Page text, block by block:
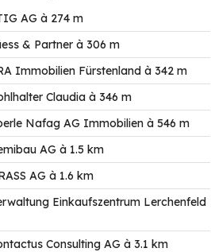
AG à 274 m
& Partner à 306 m
Immobilien Fürstenland à 342 m
Claudia à 346 m
Nafag AG Immobilien à 546 m
AG à 1.5 km
AG à 1.6 km
Einkaufszentrum Lerchenfeld
Consulting AG à 3.1 km